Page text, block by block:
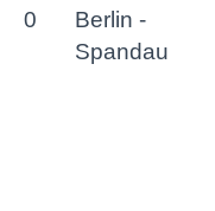
0
Berlin -
Spandau